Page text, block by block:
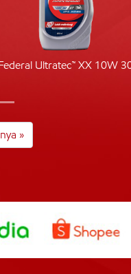
Ultratec™ XX 10W
»